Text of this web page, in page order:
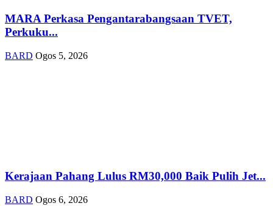
MARA Perkasa Pengantarabangsaan TVET,
Perkuku...
BARD Ogos 5, 2026
Kerajaan Pahang Lulus RM30,000 Baik Pulih Jet...
BARD Ogos 6, 2026